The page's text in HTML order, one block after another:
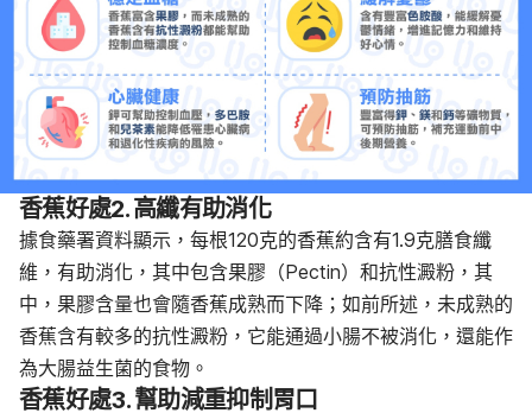
香蕉好處2. 高纖有助消化
據食藥署資料顯示，每根120克的香蕉約含有1.9克膳食纖
維，有助消化，其中包含果膠（Pectin）和抗性澱粉，其
中，果膠含量也會隨香蕉成熟而下降；如前所述，未成熟的
香蕉含有較多的抗性澱粉，它能通過小腸不被消化，還能作
為大腸益生菌的食物。
香蕉好處3. 幫助減重抑制胃口